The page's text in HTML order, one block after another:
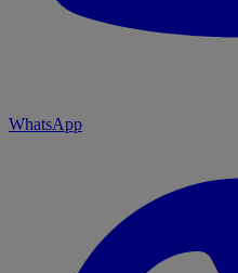
WhatsApp